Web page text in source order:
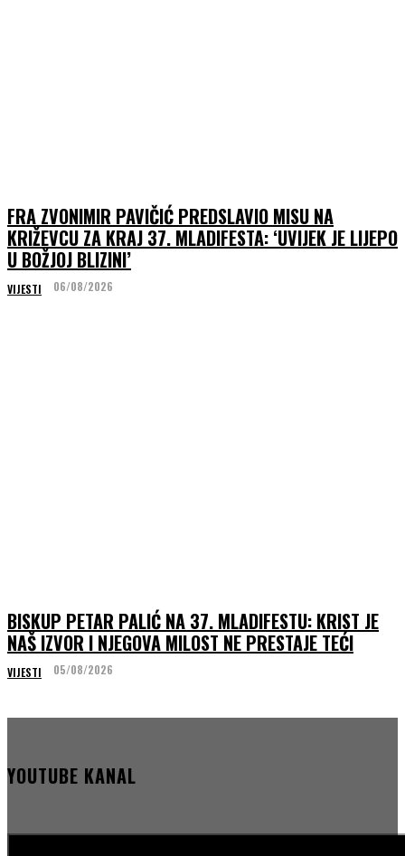
FRA ZVONIMIR PAVIČIĆ PREDSLAVIO MISU NA
KRIŽEVCU ZA KRAJ 37. MLADIFESTA: ‘UVIJEK JE LIJEPO
U BOŽJOJ BLIZINI’
VIJESTI 06/08/2026
BISKUP PETAR PALIĆ NA 37. MLADIFESTU: KRIST JE
NAŠ IZVOR I NJEGOVA MILOST NE PRESTAJE TEĆI
VIJESTI 05/08/2026
YOUTUBE KANAL